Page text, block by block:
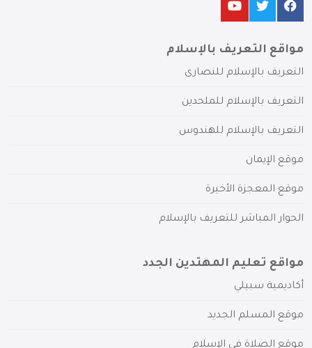
مواقع التعريف بالإسلام
التعريف بالإسلام للنصارى
التعريف بالإسلام للملحدين
التعريف بالإسلام للهندوس
موقع الإيمان
موقع المعجزة الأخيرة
الحوار المباشر للتعريف بالإسلام
مواقع تعليم المهتدين الجدد
أكاديمية سبيلي
موقع المسلم الجديد
موقع الصلاة في الإسلام